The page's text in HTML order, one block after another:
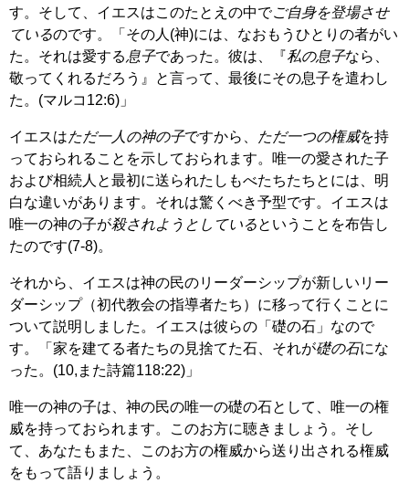
す。そして、イエスはこのたとえの中でご自身を登場させ
ているのです。「その人(神)には、なおもうひとりの者がい
た。それは愛する息子であった。彼は、『 私の息子なら、
敬ってくれるだろう』と言って、最後にその息子を遣わし
た。(マルコ12:6)」
イエスはただ一人の神の子ですから、 ただ一つの権威を持
っておられることを示しておられます。唯一の愛された子
および相続人と最初に送られたしもべたちたちとには、明
白な違いがあります。それは驚くべき予型です。イエスは
唯一の神の子が殺されようとしているということを布告し
たのです(7-8)。
それから、イエスは神の民のリーダーシップが新しいリー
ダーシップ（初代教会の指導者たち）に移って行くことに
ついて説明しました。イエスは彼らの「礎の石」なので
す。「家を建てる者たちの見捨てた石、それが礎の石にな
った。(10,また詩篇118:22)」
唯一の神の子は、神の民の唯一の礎の石として、唯一の権
威を持っておられます。このお方に聴きましょう。そし
て、あなたもまた、このお方の権威から送り出される権威
をもって語りましょう。